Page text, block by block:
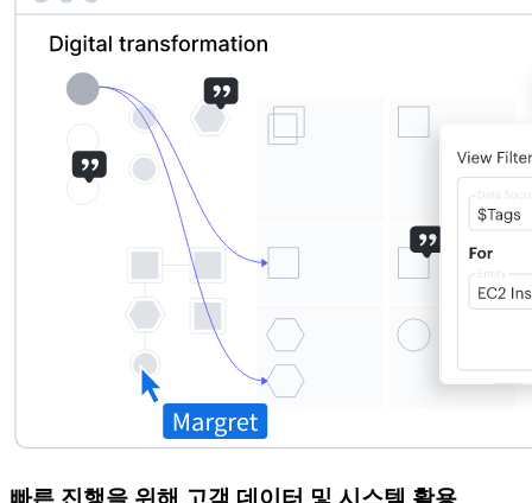
빠른 진행을 위해 고객 데이터 및 시스템 활용